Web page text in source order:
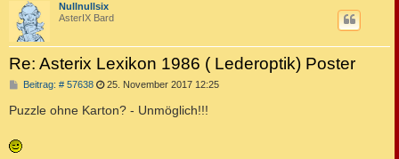
Nullnullsix
AsterIX Bard
Re: Asterix Lexikon 1986 ( Lederoptik) Poster
Beitrag: # 57638B
i
t
25. November 2017 12:25
Puzzle ohne Karton? - Unmöglich!!!